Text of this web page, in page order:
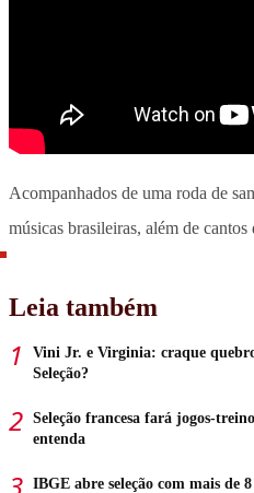
Acompanhados de uma roda de
músicas brasileiras, além de
Leia também
Vini Jr. e Virginia: craque
Seleção?
Seleção francesa fará jogos-
entenda
IBGE abre seleção com mais de